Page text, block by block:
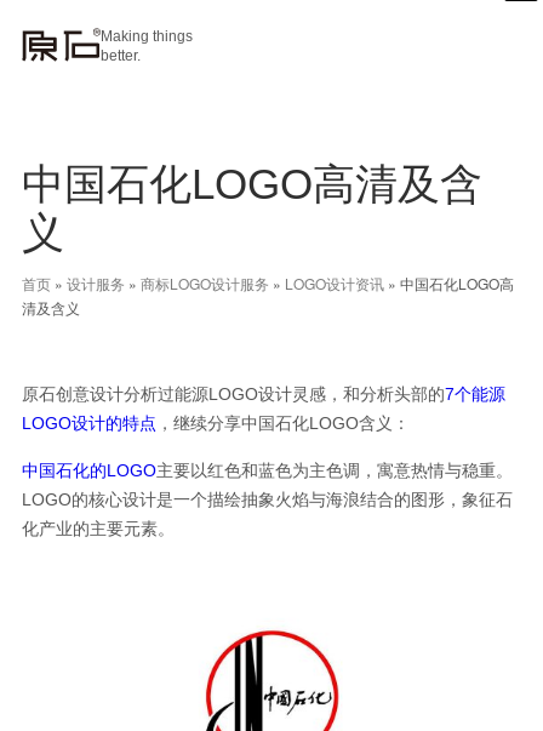
Making things
better.
中国石化LOGO高清及含
义
首页 » 设计服务 » 商标LOGO设计服务 » LOGO设计资讯 » 中国石化LOGO高
清及含义
原石创意设计分析过能源LOGO设计灵感，和分析头部的7个能源
LOGO设计的特点 ，继续分享中国石化LOGO含义：
中国石化的LOGO主要以红色和蓝色为主色调，寓意热情与稳重。
LOGO的核心设计是一个描绘抽象火焰与海浪结合的图形，象征石
化产业的主要元素。